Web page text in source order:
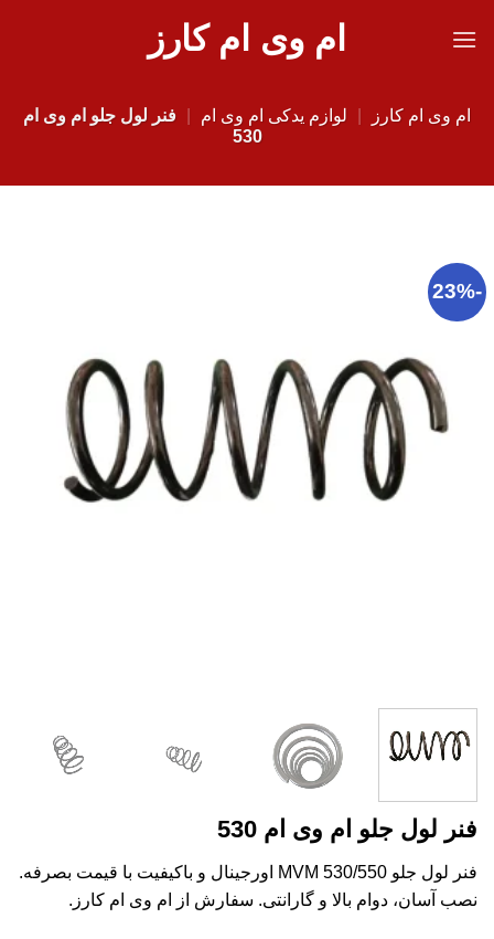
ام وی ام کارز
ام وی ام کارز لوازم یدکی ام وی ام
فنر لول جلو ام وی ام
530
-23%
فنر لول جلو ام وی ام 530
فنر لول جلو MVM 530/550 اورجینال و باکیفیت با قیمت بصرفه.
نصب آسان، دوام بالا و گارانتی. سفارش از ام وی ام کارز.